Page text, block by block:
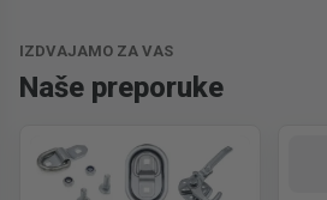
IZDVAJAMO ZA VAS
Naše preporuke